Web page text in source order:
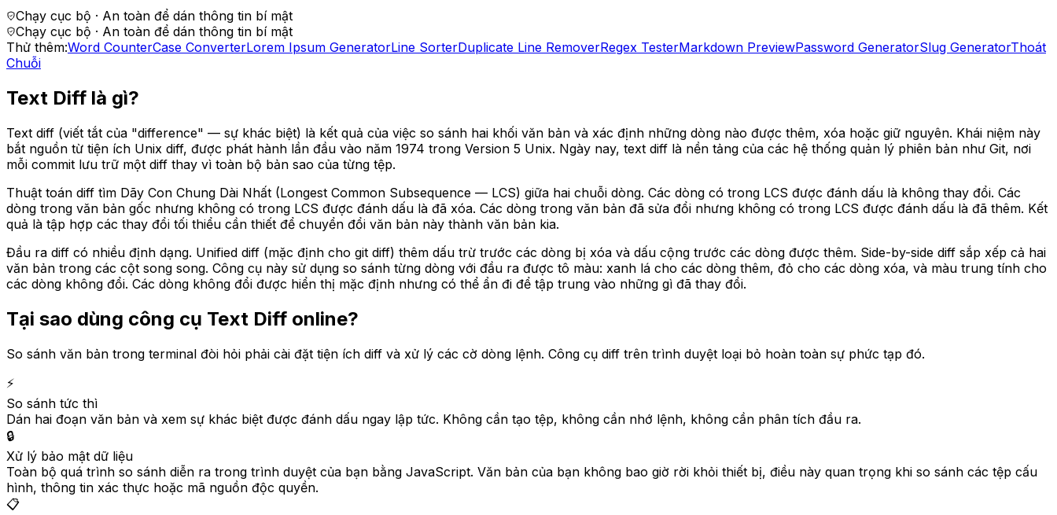
Chạy cục bộ · An toàn để dán thông tin bí mật
Chạy cục bộ · An toàn để dán thông tin bí mật
Thử thêm:Word CounterCase ConverterLorem Ipsum GeneratorLine SorterDuplicate Line RemoverRegex TesterMarkdown PreviewPassword GeneratorSlug GeneratorThoát
Chuỗi
Text Diff là gì?
Text diff (viết tắt của "difference" — sự khác biệt) là kết quả của việc so sánh hai khối văn bản và xác định những dòng nào được thêm, xóa hoặc giữ nguyên. Khái niệm này
bắt nguồn từ tiện ích Unix diff, được phát hành lần đầu vào năm 1974 trong Version 5 Unix. Ngày nay, text diff là nền tảng của các hệ thống quản lý phiên bản như Git, nơi
mỗi commit lưu trữ một diff thay vì toàn bộ bản sao của từng tệp.
Thuật toán diff tìm Dãy Con Chung Dài Nhất (Longest Common Subsequence — LCS) giữa hai chuỗi dòng. Các dòng có trong LCS được đánh dấu là không thay đổi. Các
dòng trong văn bản gốc nhưng không có trong LCS được đánh dấu là đã xóa. Các dòng trong văn bản đã sửa đổi nhưng không có trong LCS được đánh dấu là đã thêm. Kết
quả là tập hợp các thay đổi tối thiểu cần thiết để chuyển đổi văn bản này thành văn bản kia.
Đầu ra diff có nhiều định dạng. Unified diff (mặc định cho git diff) thêm dấu trừ trước các dòng bị xóa và dấu cộng trước các dòng được thêm. Side-by-side diff sắp xếp cả hai
văn bản trong các cột song song. Công cụ này sử dụng so sánh từng dòng với đầu ra được tô màu: xanh lá cho các dòng thêm, đỏ cho các dòng xóa, và màu trung tính cho
các dòng không đổi. Các dòng không đổi được hiển thị mặc định nhưng có thể ẩn đi để tập trung vào những gì đã thay đổi.
Tại sao dùng công cụ Text Diff online?
So sánh văn bản trong terminal đòi hỏi phải cài đặt tiện ích diff và xử lý các cờ dòng lệnh. Công cụ diff trên trình duyệt loại bỏ hoàn toàn sự phức tạp đó.
⚡
So sánh tức thì
Dán hai đoạn văn bản và xem sự khác biệt được đánh dấu ngay lập tức. Không cần tạo tệp, không cần nhớ lệnh, không cần phân tích đầu ra.
🔒
Xử lý bảo mật dữ liệu
Toàn bộ quá trình so sánh diễn ra trong trình duyệt của bạn bằng JavaScript. Văn bản của bạn không bao giờ rời khỏi thiết bị, điều này quan trọng khi so sánh các tệp cấu
hình, thông tin xác thực hoặc mã nguồn độc quyền.
📋